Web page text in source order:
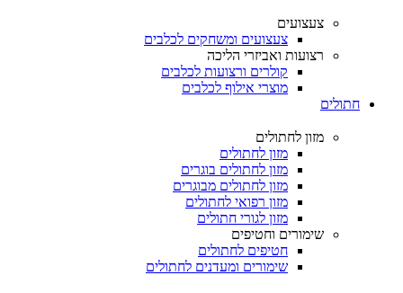
צעצועים
צעצועים ומשחקים לכלבים
רצועות ואביזרי הליכה
קולרים ורצועות לכלבים
מוצרי אילוף לכלבים
חתולים
מזון לחתולים
מזון לחתולים
מזון לחתולים בוגרים
מזון לחתולים מבוגרים
מזון רפואי לחתולים
מזון לגורי חתולים
שימורים וחטיפים
חטיפים לחתולים
שימורים ומעדנים לחתולים